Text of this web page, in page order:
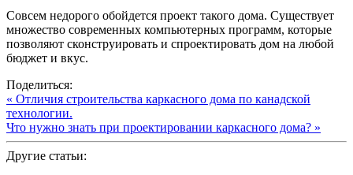
Совсем недорого обойдется проект такого дома. Существует
множество современных компьютерных программ, которые
позволяют сконструировать и спроектировать дом на любой
бюджет и вкус.
Поделиться:
« Отличия строительства каркасного дома по канадской
технологии.
Что нужно знать при проектировании каркасного дома? »
Другие статьи: